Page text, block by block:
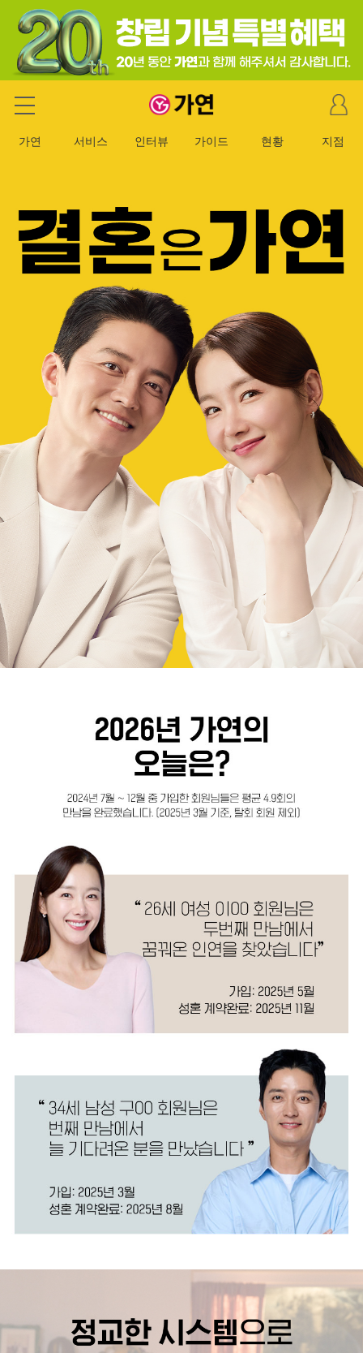
가연 결혼정보회사
마
이
이
가연 서비스 인터뷰 가이드 현황 지점